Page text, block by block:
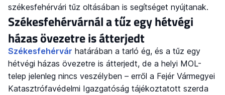
székesfehérvári tűz oltásában is segítséget nyújtanak.
Székesfehérvárnál a tűz egy hétvégi
házas övezetre is átterjedt
Székesfehérvár határában a tarló ég, és a tűz egy
hétvégi házas övezetre is átterjedt, de a helyi MOL-
telep jelenleg nincs veszélyben – erről a Fejér Vármegyei
Katasztrófavédelmi Igazgatóság tájékoztatott szerda